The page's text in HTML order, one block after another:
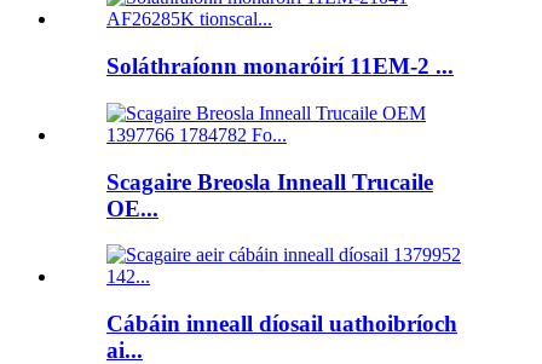
Soláthraíonn monaróirí 11EM-2 ...
Scagaire Breosla Inneall Trucaile
OE...
Cábáin inneall díosail uathoibríoch
ai...